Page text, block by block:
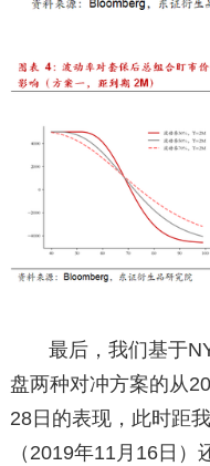
最后，我们基于
盘两种对冲方案的从
28日的表现，此时距
（2019年11月16日